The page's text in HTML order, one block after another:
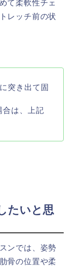
て柔軟性チェ
レッチ前の状
突き出て固
合は、上記
たいと思
ンでは、姿勢
骨の位置や柔